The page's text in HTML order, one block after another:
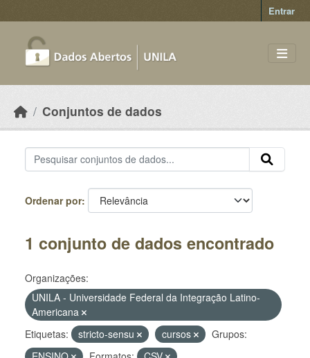
Entrar
Conjuntos de dados
Ordenar por
1 conjunto de dados encontrado
Organizações:
UNILA - Universidade Federal da Integração Latino-
Americana
Etiquetas:
stricto-sensu cursos
Grupos: